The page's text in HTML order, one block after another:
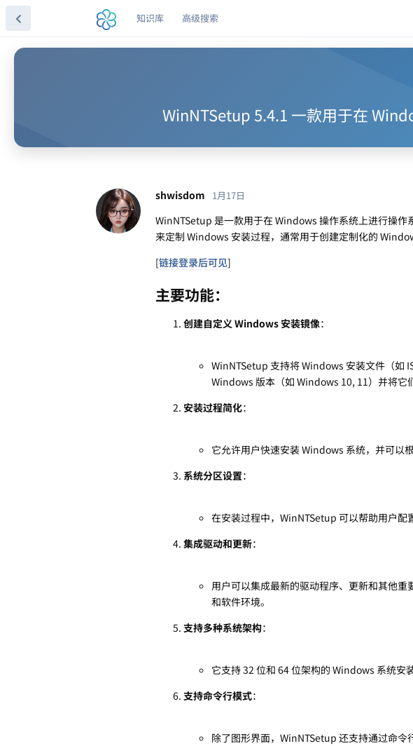
知识库 高级搜索
WinNTSetup 5.4.1 一款用于在
shwisdom 1月17日
WinNTSetup 是一款用于在 Windows 操作系统上进行操
来定制 Windows 安装过程，通常用于创建定制化的
[链接登录后可见]
主要功能：
创建自定义 Windows 安装镜像：
WinNTSetup 支持将 Windows 安装文件（如
Windows 版本（如 Windows 10, 11）并将它
安装过程简化：
它允许用户快速安装 Windows 系统，并可以
系统分区设置：
在安装过程中，WinNTSetup 可以帮助用户配
集成驱动和更新：
用户可以集成最新的驱动程序、更新和其他
和软件环境。
支持多种系统架构：
它支持 32 位和 64 位架构的 Windows 系统安装
支持命令行模式：
除了图形界面，WinNTSetup 还支持通过命令